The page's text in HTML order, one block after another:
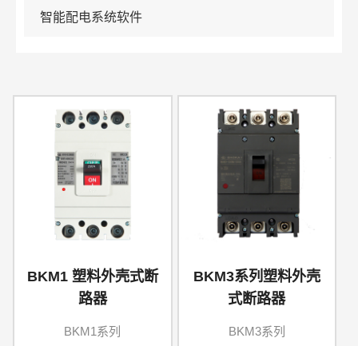
智能配电系统软件
BKM1 塑料外壳式断
路器
BKM1系列
BKM3系列塑料外壳
式断路器
BKM3系列